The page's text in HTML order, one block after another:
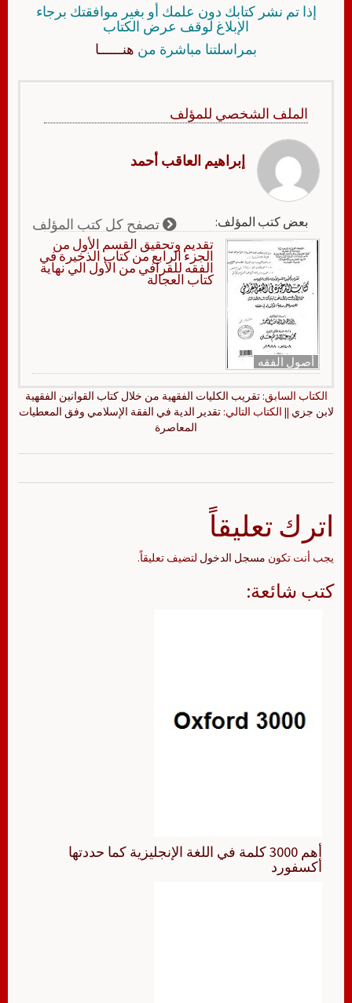
إذا تم نشر كتابك دون علمك أو بغير موافقتك برجاء
الإبلاغ لوقف عرض الكتاب
بمراسلتنا مباشرة من هنــــــا
الملف الشخصي للمؤلف
إبراهيم العاقب أحمد
بعض كتب المؤلف: تصفح كل كتب المؤلف
أصول الفقه
تقديم وتحقيق القسم الأول من
الجزء الرابع من كتاب الذخيرة في
الفقه للقرافي من الأول الي نهاية
كتاب العجالة
الكتاب السابق:تقريب الكليات الفقهية من خلال كتاب القوانين الفقهية
لابن جزي || الكتاب التالي:تقدير الدية في الفقة الإسلامي وفق المعطيات
المعاصرة
اترك تعليقاً
يجب أنت تكون مسجل الدخول لتضيف تعليقاً.
كتب شائعة:
أهم 3000 كلمة في اللغة الإنجليزية كما حددتها
أكسفورد